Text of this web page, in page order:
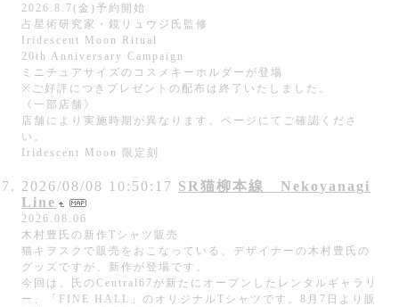
2026.8.7(金)予約開始
占星術研究家・鏡リュウジ氏監修
Iridescent Moon Ritual
20th Anniversary Campaign
ミニチュアサイズのコスメキーホルダーが登場
※ご好評につきプレゼントの配布は終了いたしました。
《一部店舗》
店舗により実施時期が異なります。ページにてご確認くださ
い。
Iridescent Moon 限定刻
2026/08/08 10:50:17 SR猫柳本線 Nekoyanagi
Line
2026.08.06
木村豊氏の新作Tシャツ販売
猫キヲスクで販売をおこなっている、デザイナーの木村豊氏の
グッズですが、新作が登場です。
今回は、氏のCentral67が新たにオープンしたレンタルギャラリ
ー、「FINE HALL」のオリジナルTシャツです。8月7日より販